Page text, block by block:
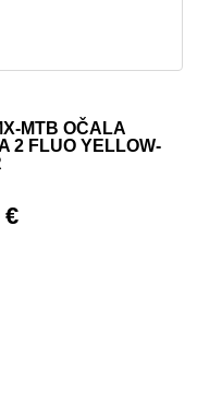
MTB OČALA
2 FLUO YELLOW-
cena je bila:
€